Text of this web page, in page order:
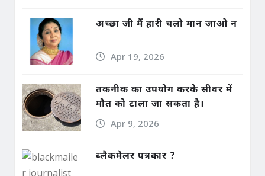
अच्छा जी मैं हारी चलो मान जाओ न
Apr 19, 2026
तकनीक का उपयोग करके सीवर में
मौत को टाला जा सकता है।
Apr 9, 2026
ब्लैकमेलर पत्रकार ?